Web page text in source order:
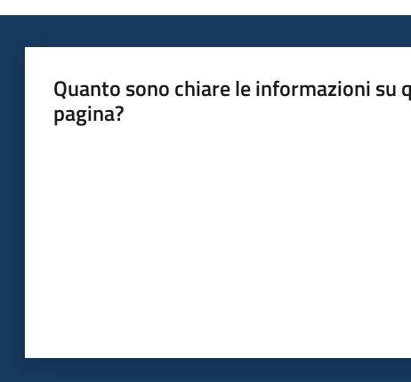
Quanto sono chiare le informazioni su
pagina?